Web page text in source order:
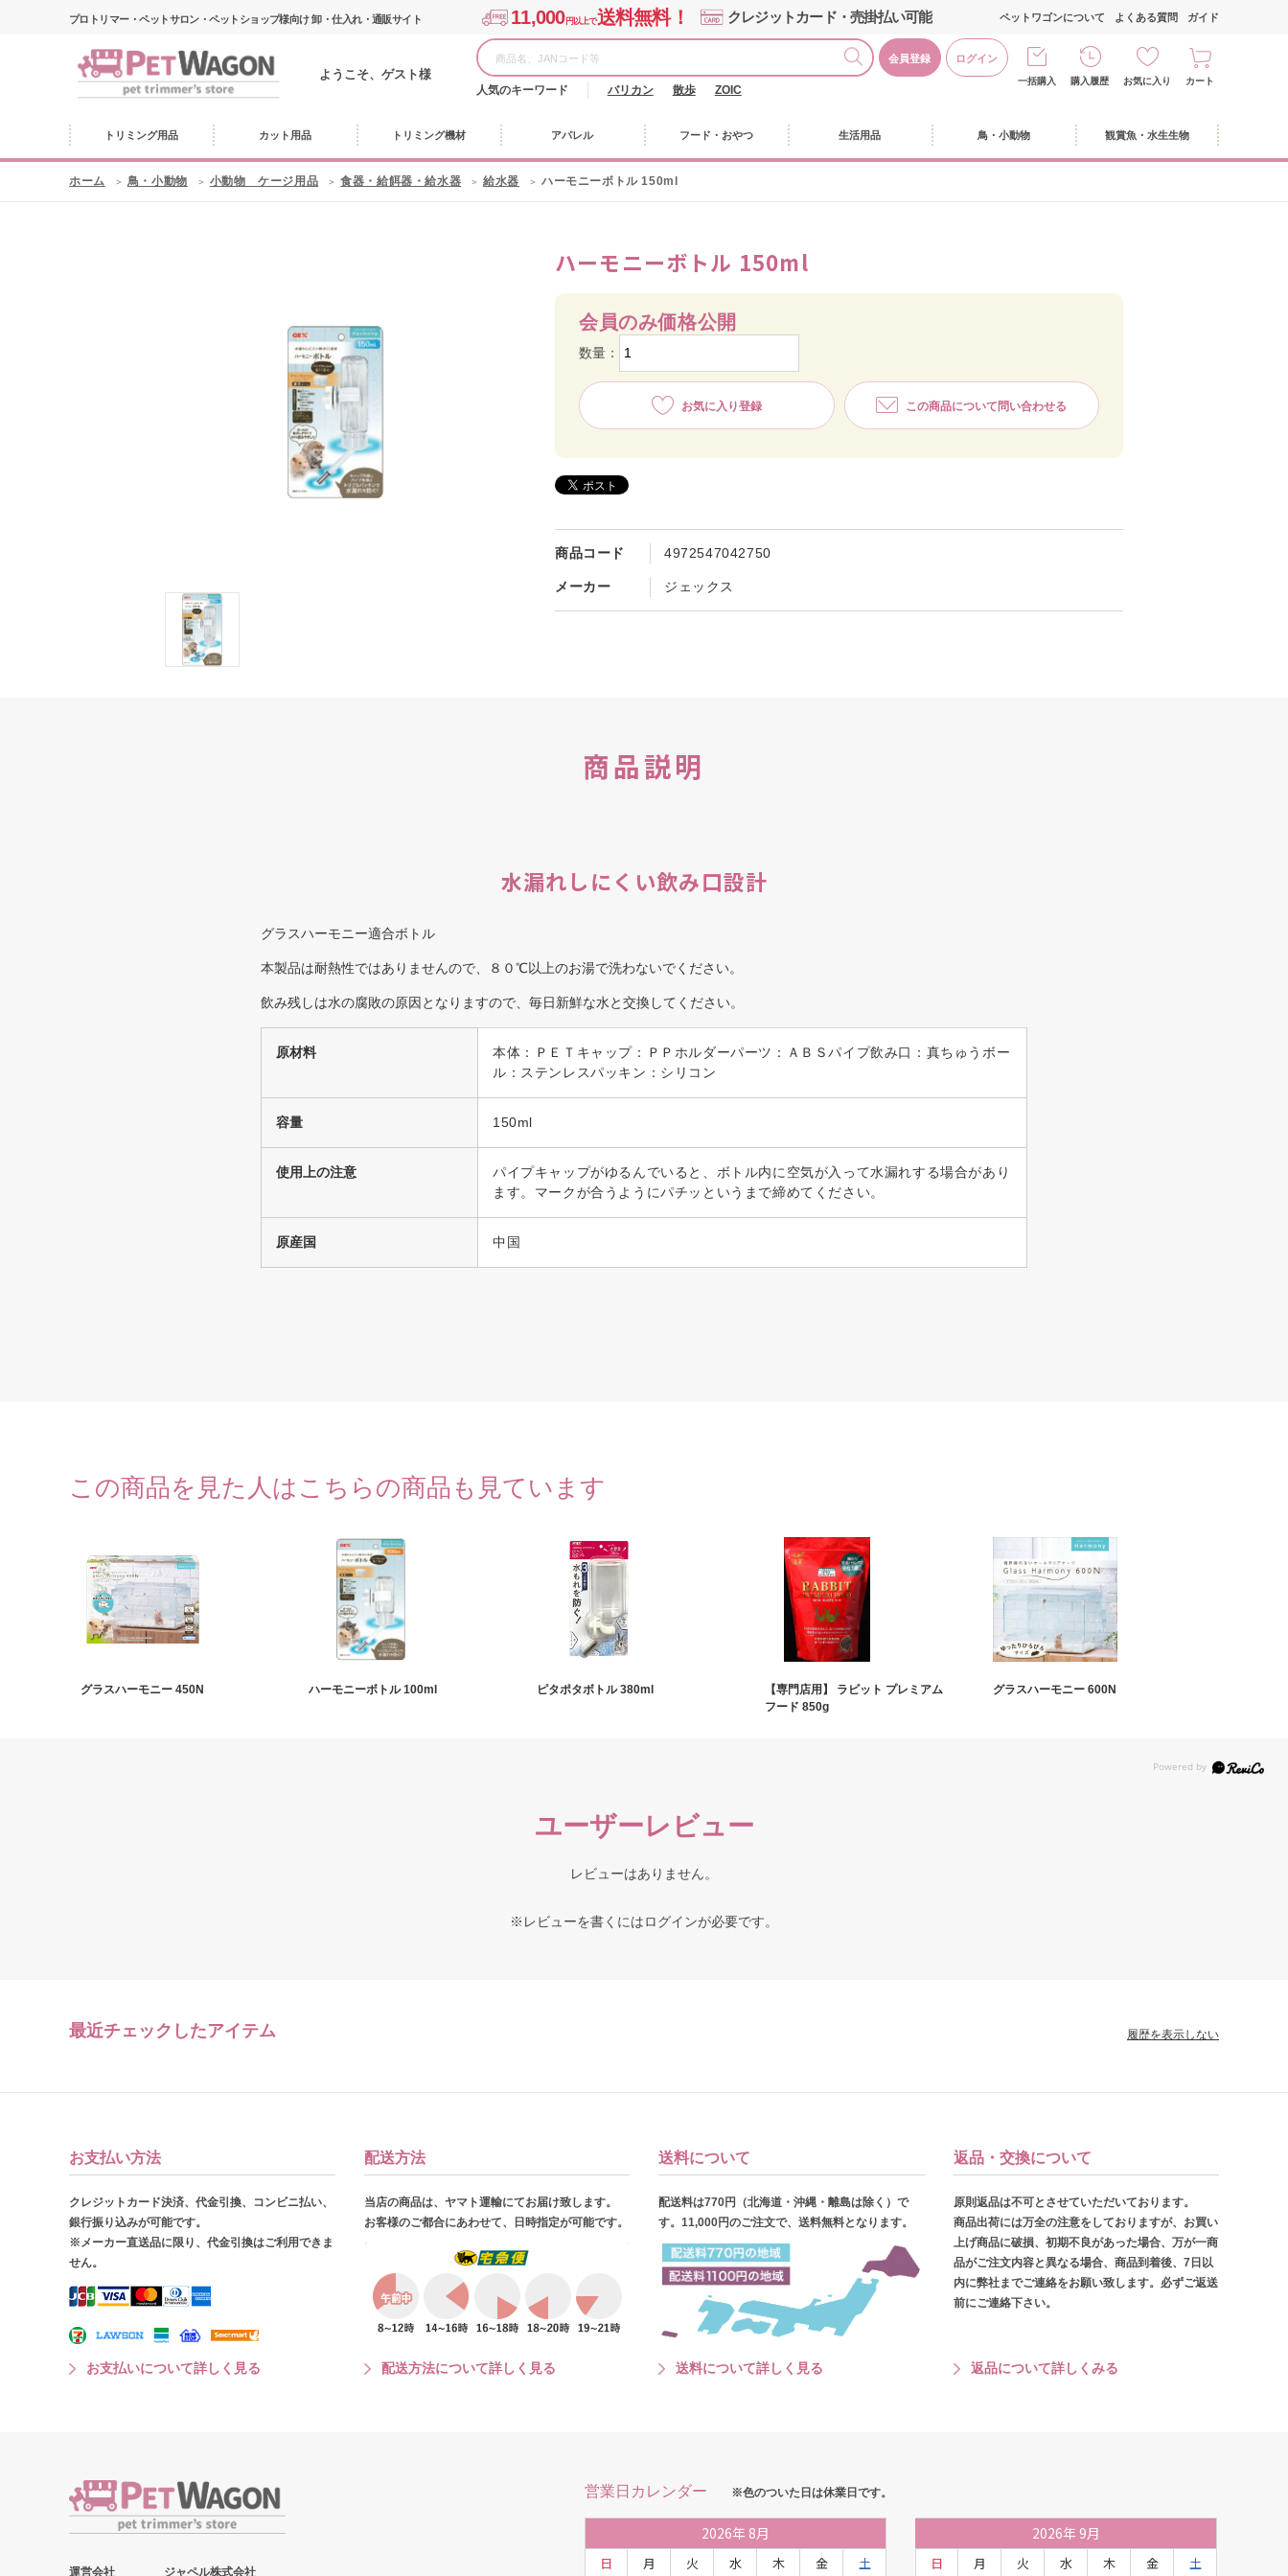
プロトリマー・ペットサロン・ペットショップ様向け 卸・仕入れ・通販サイト 11,000円以上で送料無料！ クレジットカード・売掛払い可能
ようこそ、ゲスト様
会員登録 ログイン
人気のキーワード バリカン 散歩 ZOIC
ペットワゴンについて よくある質問 ガイド
一括購入 購入履歴 お気に入り カート
トリミング用品 カット用品 トリミング機材 アパレル フード・おやつ 生活用品 鳥・小動物 観賞魚・水生生物
ホーム 鳥・小動物 小動物 ケージ用品 食器・給餌器・給水器 給水器 ハーモニーボトル 150ml
ハーモニーボトル 150ml
商品コード 4972547042750
メーカー ジェックス
会員のみ価格公開
数量：
お気に入り登録 この商品について問い合わせる
商品説明
水漏れしにくい飲み口設計
グラスハーモニー適合ボトル
本製品は耐熱性ではありませんので、８０℃以上のお湯で洗わないでください。
飲み残しは水の腐敗の原因となりますので、毎日新鮮な水と交換してください。
原材料
本体：ＰＥＴキャップ：ＰＰホルダーパーツ：ＡＢＳパイプ飲み口：真ちゅうボー
ル：ステンレスパッキン：シリコン
容量 150ml
使用上の注意
パイプキャップがゆるんでいると、ボトル内に空気が入って水漏れする場合があり
ます。マークが合うようにパチッというまで締めてください。
原産国 中国
この商品を見た人はこちらの商品も見ています
グラスハーモニー 450N ハーモニーボトル 100ml ピタポタボトル 380ml
【専門店用】 ラビット プレミアム
フード 850g
グラスハーモニー 600N
ユーザーレビュー
レビューはありません。
※レビューを書くにはログインが必要です。
最近チェックしたアイテム 履歴を表示しない
お支払い方法
クレジットカード決済、代金引換、コンビニ払い、
銀行振り込みが可能です。
※メーカー直送品に限り、代金引換はご利用できま
せん。
お支払いについて詳しく見る
配送方法
当店の商品は、ヤマト運輸にてお届け致します。
お客様のご都合にあわせて、日時指定が可能です。
配送方法について詳しく見る
送料について
配送料は770円（北海道・沖縄・離島は除く）で
す。11,000円のご注文で、送料無料となります。
送料について詳しく見る
返品・交換について
原則返品は不可とさせていただいております。
商品出荷には万全の注意をしておりますが、お買い
上げ商品に破損、初期不良があった場合、万が一商
品がご注文内容と異なる場合、商品到着後、7日以
内に弊社までご連絡をお願い致します。必ずご返送
前にご連絡下さい。
返品について詳しくみる
運営会社 ジャペル株式会社
営業日カレンダー ※色のついた日は休業日です。
2026年 8月
日 月 火 水 木 金 土
2026年 9月
日 月 火 水 木 金 土